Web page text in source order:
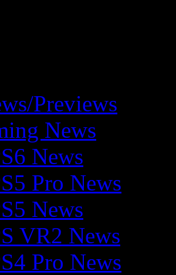
Previews
News
News
Pro News
News
VR2 News
Pro News